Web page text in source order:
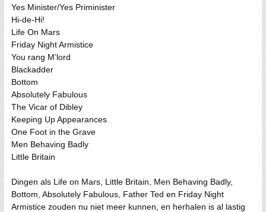
Yes Minister/Yes Priminister
Hi-de-Hi!
Life On Mars
Friday Night Armistice
You rang M’lord
Blackadder
Bottom
Absolutely Fabulous
The Vicar of Dibley
Keeping Up Appearances
One Foot in the Grave
Men Behaving Badly
Little Britain
Dingen als Life on Mars, Little Britain, Men Behaving Badly,
Bottom, Absolutely Fabulous, Father Ted en Friday Night
Armistice zouden nu niet meer kunnen, en herhalen is al lastig